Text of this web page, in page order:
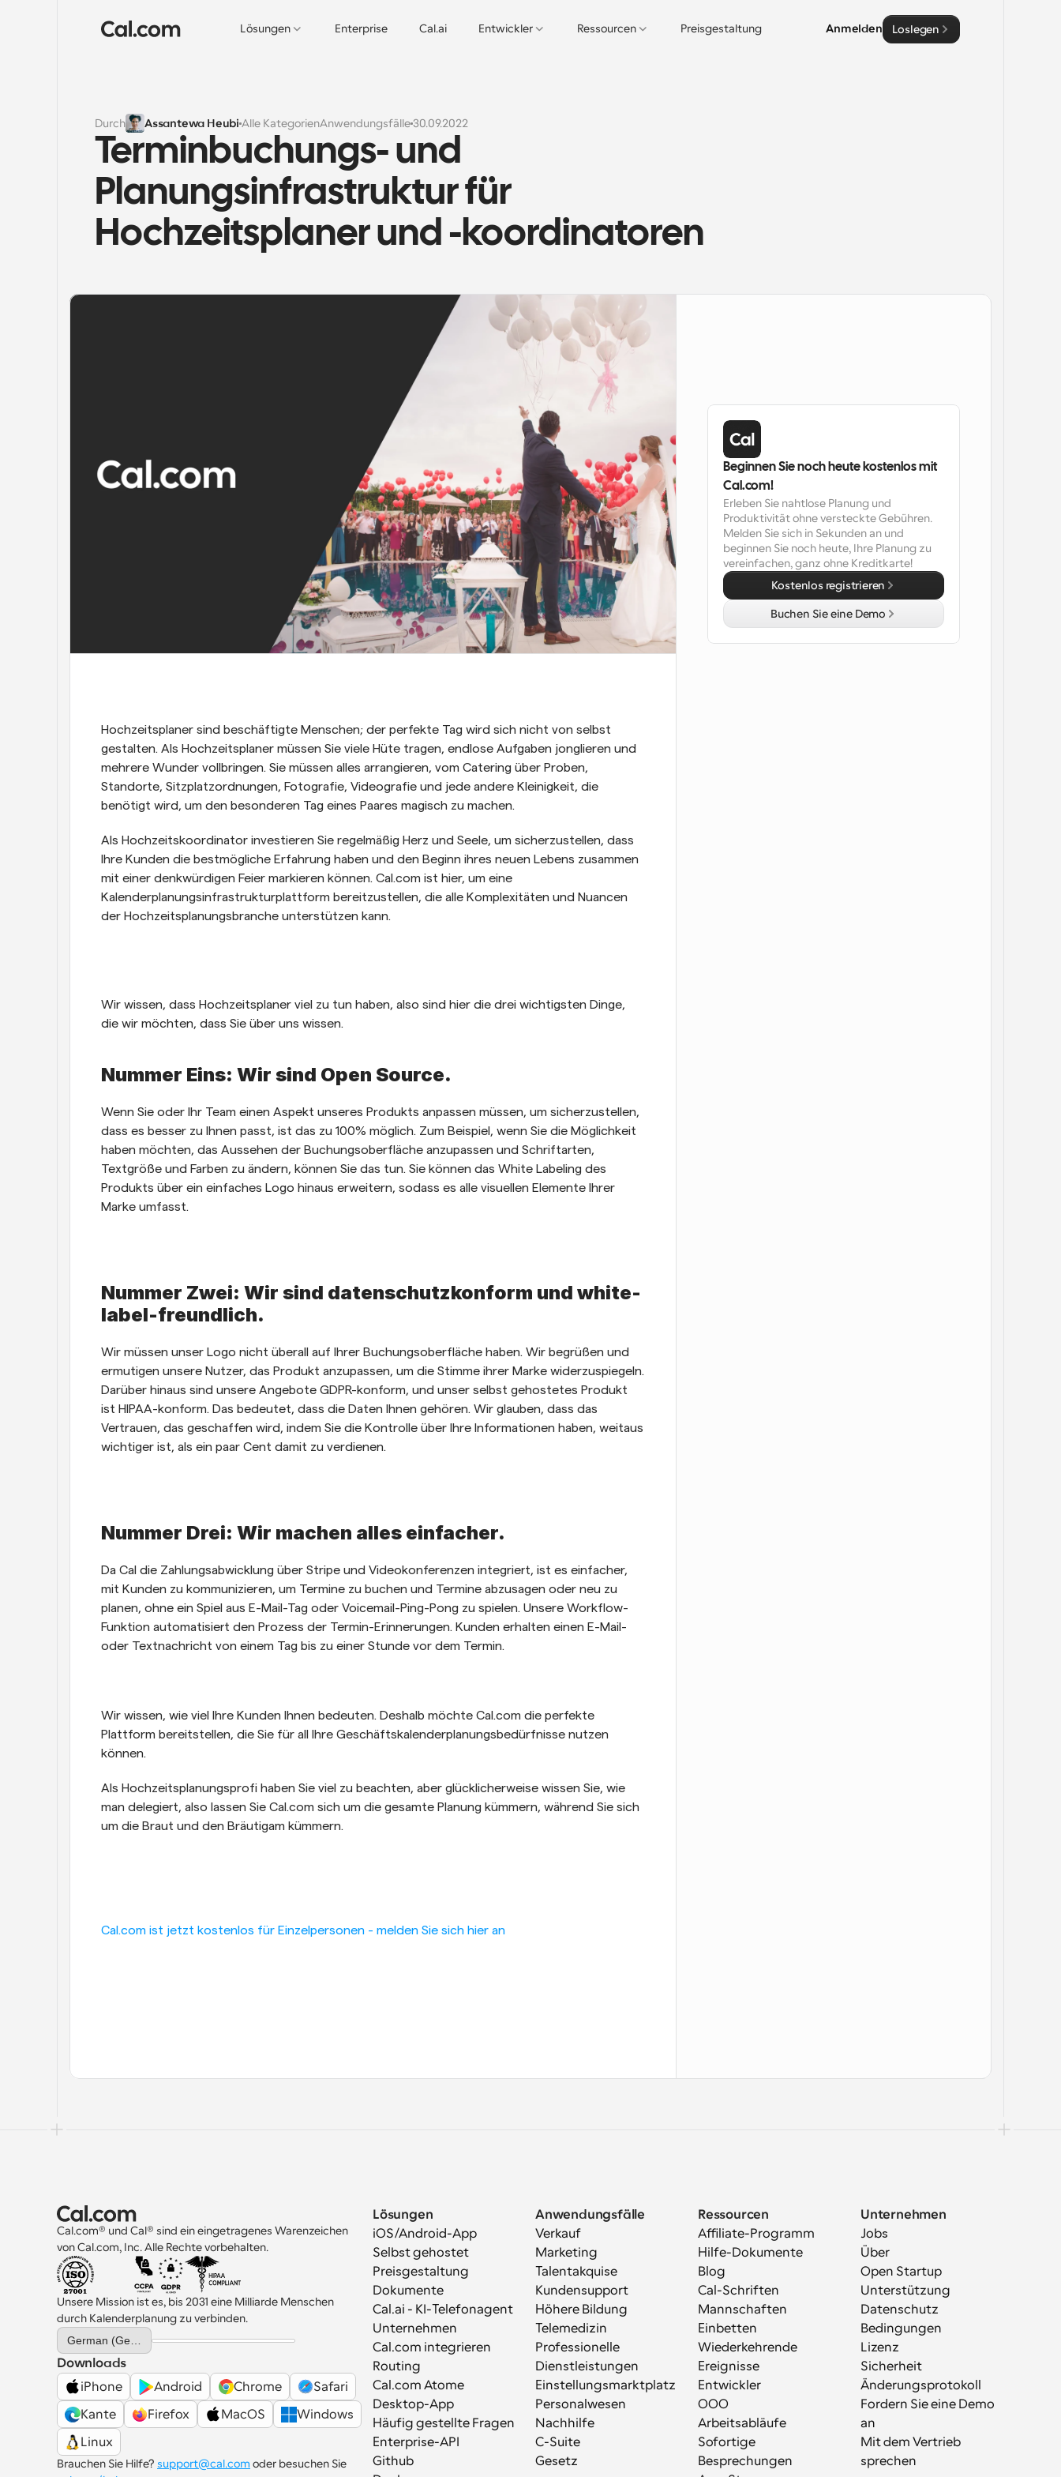
Lösungen Enterprise Cal.ai Entwickler Ressourcen Preisgestaltung Anmelden Loslegen
Durch Assantewa Heubi Alle KategorienAnwendungsfälle30.09.2022
Terminbuchungs- und
Planungsinfrastruktur für
Hochzeitsplaner und -koordinatoren
Hochzeitsplaner sind beschäftigte Menschen; der perfekte Tag wird sich nicht von selbst
gestalten. Als Hochzeitsplaner müssen Sie viele Hüte tragen, endlose Aufgaben jonglieren und
mehrere Wunder vollbringen. Sie müssen alles arrangieren, vom Catering über Proben,
Standorte, Sitzplatzordnungen, Fotografie, Videografie und jede andere Kleinigkeit, die
benötigt wird, um den besonderen Tag eines Paares magisch zu machen.
Als Hochzeitskoordinator investieren Sie regelmäßig Herz und Seele, um sicherzustellen, dass
Ihre Kunden die bestmögliche Erfahrung haben und den Beginn ihres neuen Lebens zusammen
mit einer denkwürdigen Feier markieren können. Cal.com ist hier, um eine
Kalenderplanungsinfrastrukturplattform bereitzustellen, die alle Komplexitäten und Nuancen
der Hochzeitsplanungsbranche unterstützen kann.
Wir wissen, dass Hochzeitsplaner viel zu tun haben, also sind hier die drei wichtigsten Dinge,
die wir möchten, dass Sie über uns wissen.
Nummer Eins: Wir sind Open Source.
Wenn Sie oder Ihr Team einen Aspekt unseres Produkts anpassen müssen, um sicherzustellen,
dass es besser zu Ihnen passt, ist das zu 100% möglich. Zum Beispiel, wenn Sie die Möglichkeit
haben möchten, das Aussehen der Buchungsoberfläche anzupassen und Schriftarten,
Textgröße und Farben zu ändern, können Sie das tun. Sie können das White Labeling des
Produkts über ein einfaches Logo hinaus erweitern, sodass es alle visuellen Elemente Ihrer
Marke umfasst.
Nummer Zwei: Wir sind datenschutzkonform und white-
label-freundlich.
Wir müssen unser Logo nicht überall auf Ihrer Buchungsoberfläche haben. Wir begrüßen und
ermutigen unsere Nutzer, das Produkt anzupassen, um die Stimme ihrer Marke widerzuspiegeln.
Darüber hinaus sind unsere Angebote GDPR-konform, und unser selbst gehostetes Produkt
ist HIPAA-konform. Das bedeutet, dass die Daten Ihnen gehören. Wir glauben, dass das
Vertrauen, das geschaffen wird, indem Sie die Kontrolle über Ihre Informationen haben, weitaus
wichtiger ist, als ein paar Cent damit zu verdienen.
Nummer Drei: Wir machen alles einfacher.
Da Cal die Zahlungsabwicklung über Stripe und Videokonferenzen integriert, ist es einfacher,
mit Kunden zu kommunizieren, um Termine zu buchen und Termine abzusagen oder neu zu
planen, ohne ein Spiel aus E-Mail-Tag oder Voicemail-Ping-Pong zu spielen. Unsere Workflow-
Funktion automatisiert den Prozess der Termin-Erinnerungen. Kunden erhalten einen E-Mail-
oder Textnachricht von einem Tag bis zu einer Stunde vor dem Termin.
Wir wissen, wie viel Ihre Kunden Ihnen bedeuten. Deshalb möchte Cal.com die perfekte
Plattform bereitstellen, die Sie für all Ihre Geschäftskalenderplanungsbedürfnisse nutzen
können.
Als Hochzeitsplanungsprofi haben Sie viel zu beachten, aber glücklicherweise wissen Sie, wie
man delegiert, also lassen Sie Cal.com sich um die gesamte Planung kümmern, während Sie sich
um die Braut und den Bräutigam kümmern.
Cal.com ist jetzt kostenlos für Einzelpersonen - melden Sie sich hier an
Beginnen Sie noch heute kostenlos mit
Cal.com!
Erleben Sie nahtlose Planung und
Produktivität ohne versteckte Gebühren.
Melden Sie sich in Sekunden an und
beginnen Sie noch heute, Ihre Planung zu
vereinfachen, ganz ohne Kreditkarte!
Kostenlos registrieren
Buchen Sie eine Demo
Cal.com® und Cal® sind ein eingetragenes Warenzeichen
von Cal.com, Inc. Alle Rechte vorbehalten.
Unsere Mission ist es, bis 2031 eine Milliarde Menschen
durch Kalenderplanung zu verbinden.
Select Language
Downloads
iPhone
Android Chrome
Safari
Kante
Firefox MacOS
Windows
Linux
Brauchen Sie Hilfe? support@cal.com
Lösungen
iOS/Android-App
Selbst gehostet
Preisgestaltung
Dokumente
Cal.ai - KI-Telefonagent
Unternehmen
Cal.com integrieren
Routing
Cal.com Atome
Desktop-App
Häufig gestellte Fragen
Enterprise-API
Github
Anwendungsfälle
Verkauf
Marketing
Talentakquise
Kundensupport
Höhere Bildung
Telemedizin
Professionelle
Dienstleistungen
Einstellungsmarktplatz
Personalwesen
Nachhilfe
C-Suite
Gesetz
Ressourcen
Affiliate-Programm
Hilfe-Dokumente
Blog
Cal-Schriften
Mannschaften
Einbetten
Wiederkehrende
Ereignisse
Entwickler
OOO
Arbeitsabläufe
Sofortige
Besprechungen
Unternehmen
Jobs
Über
Open Startup
Unterstützung
Datenschutz
Bedingungen
Lizenz
Sicherheit
Änderungsprotokoll
Fordern Sie eine Demo
an
Mit dem Vertrieb
sprechen